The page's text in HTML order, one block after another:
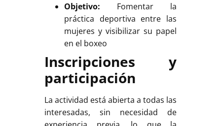
Objetivo: Fomentar la
práctica deportiva entre las
mujeres y visibilizar su papel
en el boxeo
Inscripciones y
participación
La actividad está abierta a todas las
interesadas, sin necesidad de